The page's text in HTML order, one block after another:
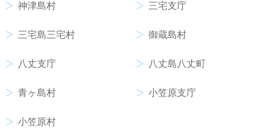
神津島村 三宅支庁
三宅島三宅村 御蔵島村
八丈支庁 八丈島八丈町
青ヶ島村 小笠原支庁
小笠原村